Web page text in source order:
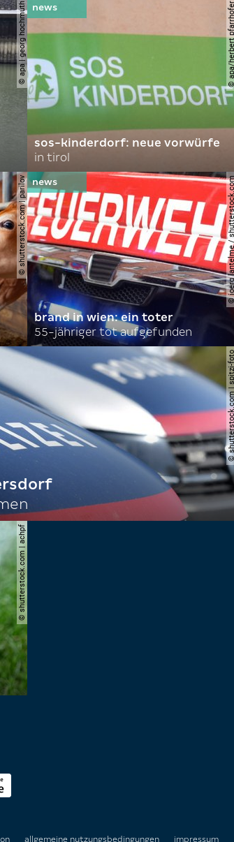
© apa | georg hochmuth © apa/
sos-kinderdorf: neue vorwürfe
in tirol
© shutterstock.com | parilov © joerg
brand in wien: ein toter
55-jähriger tot aufgefunden
©
© shutterstock.com | achpf
allgemeine nutzungsbedingungen impressum